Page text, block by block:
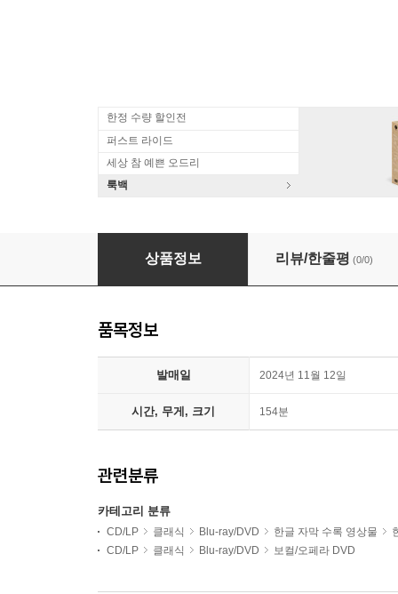
한정 수량 할인전
퍼스트 라이드
세상 참 예쁜 오드리
룩백
Francesco Cilluffo 아리고 보이토: 오페라 `
상품정보 리뷰/한줄평 (0/0)
품목정보
발매일 2024년 11월 12일
시간, 무게, 크기 154분
관련분류
카테고리 분류
CD/LP 클래식 Blu-ray/DVD 한글 자막 수록 영상물
CD/LP
클래식 Blu-ray/DVD 보컬/오페라 DVD